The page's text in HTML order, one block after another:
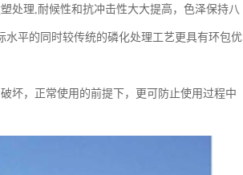
处理,耐候性和抗冲击性大大提高，色泽保持八
平的同时较传统的磷化处理工艺更具有环包优
坏，正常使用的前提下，更可防止使用过程中